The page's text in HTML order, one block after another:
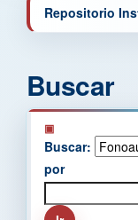
Repositorio
Buscar
Buscar:
por